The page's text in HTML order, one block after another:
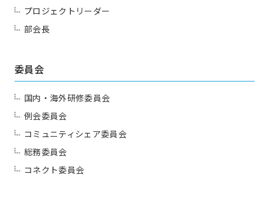
プロジェクトリーダー
部会長
委員会
国内・海外研修委員会
例会委員会
コミュニティシェア委員会
総務委員会
コネクト委員会